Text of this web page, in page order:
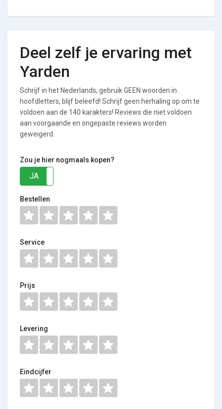
Deel zelf je ervaring met
Yarden
Schrijf in het Nederlands, gebruik GEEN woorden in
hoofdletters, blijf beleefd! Schrijf geen herhaling op om te
voldoen aan de 140 karakters! Reviews die niet voldoen
aan voorgaande en ongepaste reviews worden
geweigerd.
Zou je hier nogmaals kopen?
JA
Bestellen
Service
Prijs
Levering
Eindcijfer